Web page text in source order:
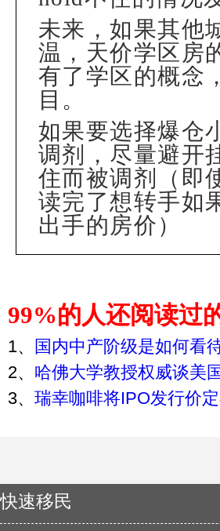
未来，如果其他
温，天价学区房
有了学区的概念
目。
如果要选择爆仓
调剂，尽量避开
住而被调剂（即
读完了想转手如
出手的房价）
99%的人还阅读过
1、
国内中产阶级是如何看
2、 哈佛大学教授权威谈美
3、 瑞幸咖啡将IPO发行价
快速移民